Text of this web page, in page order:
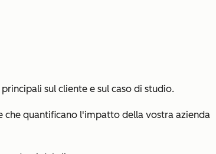
sul cliente e sul caso di studio.
che quantificano l'impatto della vostra azienda